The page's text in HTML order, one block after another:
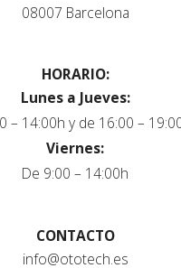
08007 Barcelona
HORARIO:
Lunes a Jueves:
– 14:00h y de 16:00 –
Viernes:
De 9:00 – 14:00h
CONTACTO
info@ototech.es